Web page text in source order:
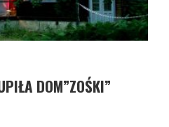
DOM”ZOŚKI”